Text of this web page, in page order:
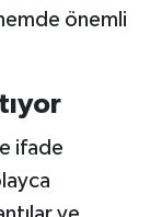
önemli
ifade